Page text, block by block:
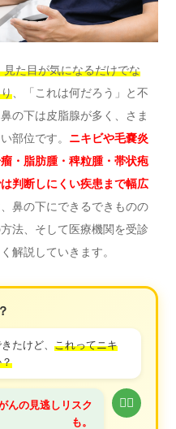
た目が気になるだけでな
、「これは何だろう」と不
の下は皮脂腺が多く、さま
部位です。 ニキビや毛嚢炎
・脂肪腫・稗粒腫・帯状疱
判断しにくい疾患まで幅広
鼻の下にできるできものの
法、そして医療機関を受診
解説していきます。
たけど、 これってニキ
👨‍⚕️
んの見逃しリスク
も。